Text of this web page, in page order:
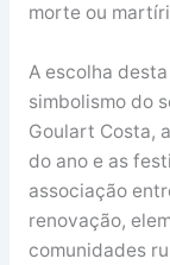
morte ou
A escolha
simbolismo do
Goulart Costa,
do ano e as
associação
renovação,
comunidades